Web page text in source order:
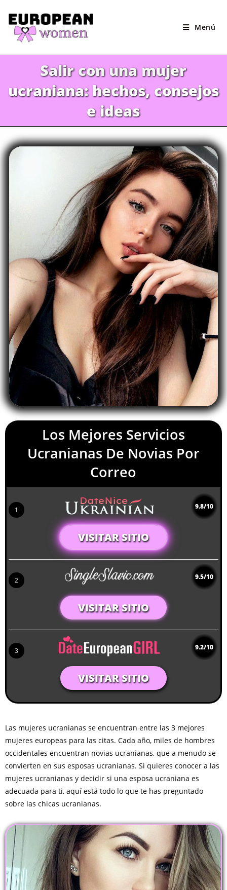
contenido
Menú
Salir con una mujer
ucraniana: hechos, consejos
e ideas
Los Mejores Servicios
Ucranianas De Novias Por
Correo
1 9.8/10
VISITAR SITIO
2 9.5/10
VISITAR SITIO
3 9.2/10
VISITAR SITIO
Las mujeres ucranianas se encuentran entre las 3 mejores
mujeres europeas para las citas. Cada año, miles de hombres
occidentales encuentran novias ucranianas, que a menudo se
convierten en sus esposas ucranianas. Si quieres conocer a las
mujeres ucranianas y decidir si una esposa ucraniana es
adecuada para ti, aquí está todo lo que te has preguntado
sobre las chicas ucranianas.